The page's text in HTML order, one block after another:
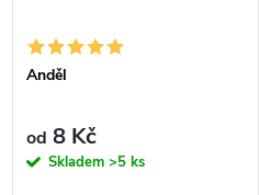
Anděl
od 8 Kč
Skladem >5 ks